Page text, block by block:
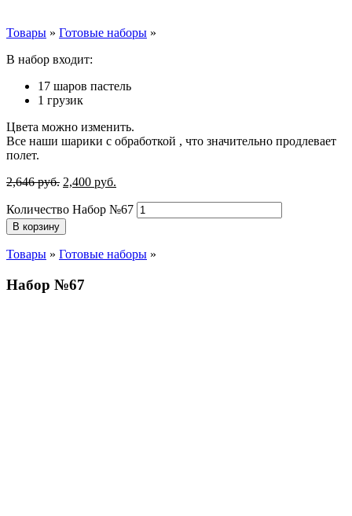
Товары » Готовые наборы »
В набор входит:
17 шаров пастель
1 грузик
Цвета можно изменить.
Все наши шарики с обработкой , что значительно продлевает
полет.
2,646руб. 2,400 руб.
Количество Набор №67
В корзину
Товары » Готовые наборы »
Набор №67